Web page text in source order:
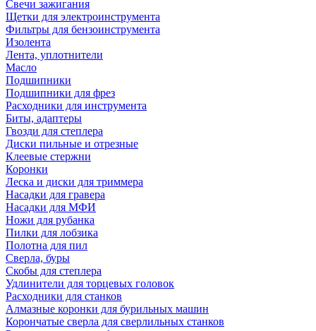
Свечи зажигания
Щетки для электроинструмента
Фильтры для бензоинструмента
Изолента
Лента, уплотнители
Масло
Подшипники
Подшипники для фрез
Расходники для инструмента
Биты, адаптеры
Гвозди для степлера
Диски пильные и отрезные
Клеевые стержни
Коронки
Леска и диски для триммера
Насадки для гравера
Насадки для МФИ
Ножи для рубанка
Пилки для лобзика
Полотна для пил
Сверла, буры
Скобы для степлера
Удлинители для торцевых головок
Расходники для станков
Алмазные коронки для бурильных машин
Корончатые сверла для сверлильных станков